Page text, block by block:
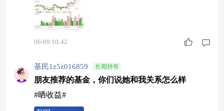
06-09 10:42
基民1z5z016859 长期持有
朋友推荐的基金，你们说她和我关系怎么样
#晒收益#